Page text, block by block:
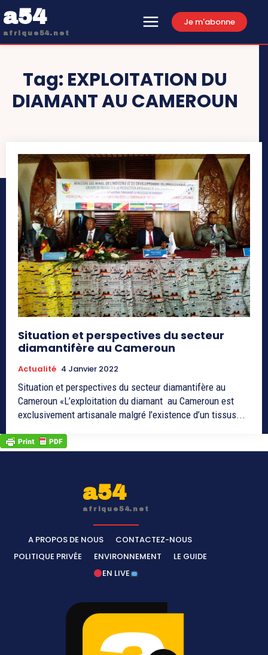
a54
afrique54.net
Je m'abonne
Tag: EXPLOITATION DU
DIAMANT AU CAMEROUN
Situation et perspectives du secteur
diamantifère au Cameroun
Actualité 4 Janvier 2022
Situation et perspectives du secteur diamantifère au
Cameroun «L’exploitation du diamant au Cameroun est
exclusivement artisanale malgré l’existence d’un tissus...
a54
afrique54.net
A PROPOS DE NOUS
CONTACTEZ-NOUS
POLITIQUE PRIVÉE
ENVIRONNEMENT
LE GUIDE
EN LIVE